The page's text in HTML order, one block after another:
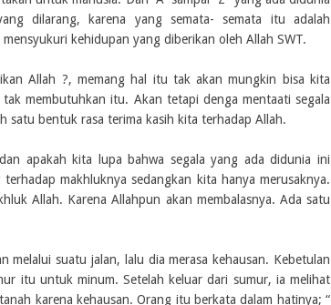
dilarang, karena yang semata- semata itu adalah
kehidupan yang diberikan oleh Allah SWT.
Allah ?, memang hal itu tak akan mungkin bisa kita
membutuhkan itu. Akan tetapi denga mentaati segala
satu bentuk rasa terima kasih kita terhadap Allah.
apakah kita lupa bahwa segala yang ada didunia ini
makhluknya sedangkan kita hanya merusaknya.
Allah. Karena Allahpun akan membalasnya. Ada satu
melalui suatu jalan, lalu dia merasa kehausan. Kebetulan
itu untuk minum. Setelah keluar dari sumur, ia melihat
karena kehausan. Orang itu berkata dalam hatinya; “